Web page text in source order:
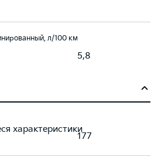
характеристики
л/100 км
5,8
177